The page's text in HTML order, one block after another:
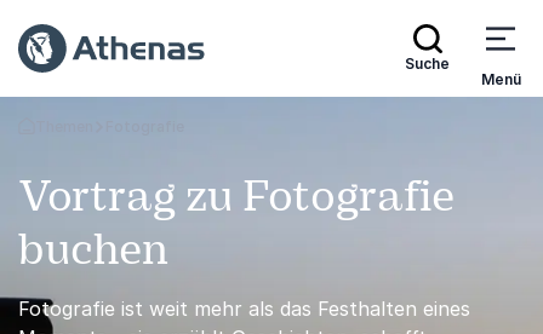
Suche
Menü
Vortrag zu Fotografie
buchen
Fotografie ist weit mehr als das Festhalten eines